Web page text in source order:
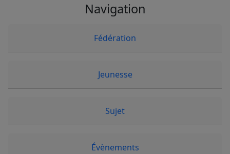
Navigation
Fédération
Jeunesse
Sujet
Évènements